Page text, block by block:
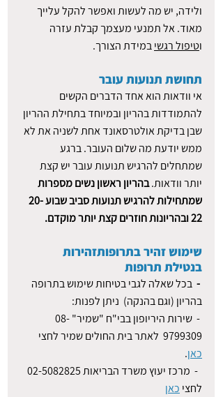
ולידה, יש מה לעשות ואפשר להקל עלייך
מאוד. אל תמנעי מעצמך קבלת עזרה
וטיפול רגשי במידת הצורך.
תחושת תנועות עובר
אי וודאות הוא אחד הדברים הקשים
להתמודדות בהריון ובמיוחד בתחילת ההריון
שבן בדיקת אולטרסאונד אחת לשניה את לא
ממש יודעת מה שלום העובר. ברגע
שמתחלים להרגיש תנועות עובר יש קצת
יותר וודאות. בהריון ראשון נשים מספרות
שמתחילות להרגיש תנועות סביב שבוע 20-
22 ובהריונות חוזרים קצת יותר מוקדם.
שימוש זהיר בתרופותזהירות
בנטילת תרופות
- בכל שאלה לגבי בטיחות שימוש בתרופה
בהריון (וגם בהנקה)  ניתן לפנות:
-  שירות היריופון בבי"ח "שמיר" 08-
9799309  לאתר בית החולים שמיר לחצי
כאן.
לחצי כאן